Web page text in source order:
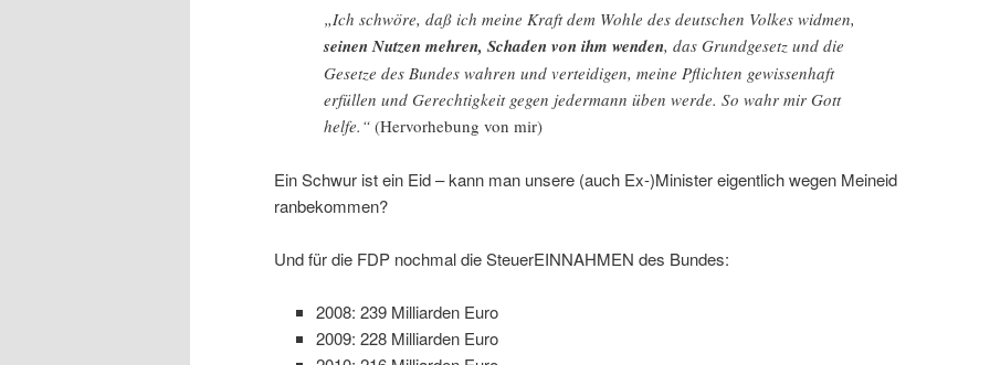
„Ich schwöre, daß ich meine Kraft dem Wohle des deutschen Volkes widmen,
seinen Nutzen mehren, Schaden von ihm wenden, das Grundgesetz und die
Gesetze des Bundes wahren und verteidigen, meine Pflichten gewissenhaft
erfüllen und Gerechtigkeit gegen jedermann üben werde. So wahr mir Gott
helfe.“ (Hervorhebung von mir)
Ein Schwur ist ein Eid – kann man unsere (auch Ex-)Minister eigentlich wegen Meineid
ranbekommen?
Und für die FDP nochmal die SteuerEINNAHMEN des Bundes:
2008: 239 Milliarden Euro
2009: 228 Milliarden Euro